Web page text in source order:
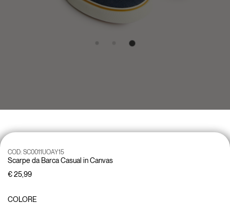
Scarpe da Barca Casual in Canvas
COD: SC0011UOAY15
€ 25,99
COLORE